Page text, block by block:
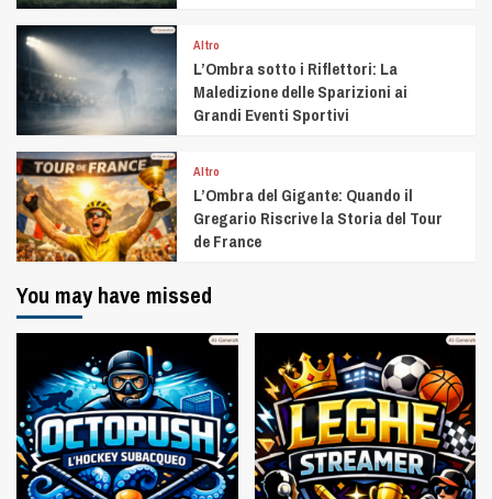
Altro
L’Ombra sotto i Riflettori: La
Maledizione delle Sparizioni ai
Grandi Eventi Sportivi
Altro
L’Ombra del Gigante: Quando il
Gregario Riscrive la Storia del Tour
de France
You may have missed